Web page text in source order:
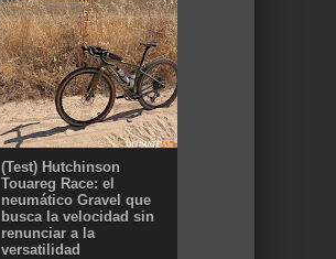
(Test) Hutchinson
Touareg Race: el
neumático Gravel que
busca la velocidad sin
renunciar a la
versatilidad